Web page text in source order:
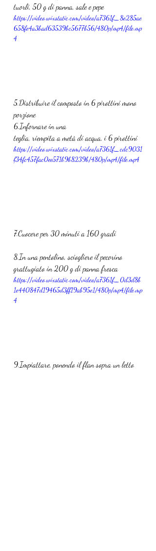
tuorli, 50 g di panna, sale e pepe
https://video.wixstatic.com/video/a7361f_8e285ae
658fe4a3bad63539bc5677b56/480p/mp4/file.mp
4
5.Distribuire il composto in 6 pirottini mono
porzione
6.Infornare in una
teglia, riempita a metà di acqua, i 6 pirottini
https://video.wixstatic.com/video/a7361f_cdc9031
f34fc457fac0ee571b9b8239b/480p/mp4/file.mp4
7.Cuocere per 30 minuti a 160 gradi
8.In una pentolino, sciogliere il pecorino
grattugiato in 200 g di panna fresca
https://video.wixstatic.com/video/a7361f_0d3d8b
1e440847d19465d3ff19ab95e1/480p/mp4/file.mp
4
9.Impiattare, ponendo il flan sopra un letto